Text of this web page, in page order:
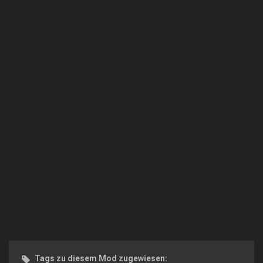
Tags zu diesem Mod zugewiesen: